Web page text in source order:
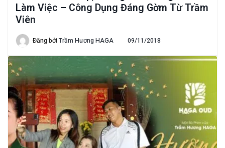
Làm Việc – Công Dụng Đáng Gờm Từ Trầm
Viên
Đăng bởi Trầm Hương HAGA 09/11/2018